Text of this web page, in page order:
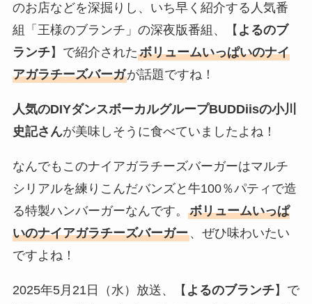
のお店などを深掘りし、いち早く紹介する人気番
組「王様のブランチ」の深夜版番組、【 よるのブ
ランチ】で紹介されたボリュームいっぱいのナイ
アガラチーズバーガが話題ですね！
人気のDIYダンスボーカルグループBUDDiisの小川
史記さんが美味しそうに食べていましたよね！
なんでもこのナイアガラチーズバーガーはマルチ
シリアルを練りこんだバンズと牛100％パティで造
る特製ハンバーガーなんです。 ボリュームいっぱ
いのナイアガラチーズバーガー、ぜひ味わいたい
ですよね！
2025年5月21日（水）放送、【 よるのブランチ】で